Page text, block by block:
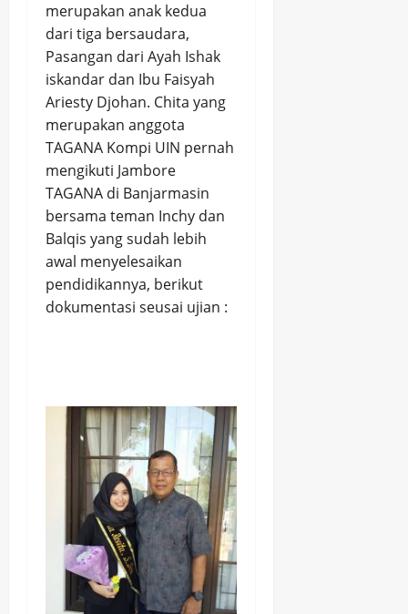
merupakan anak kedua
dari tiga bersaudara,
Pasangan dari Ayah Ishak
iskandar dan Ibu Faisyah
Ariesty Djohan. Chita yang
merupakan anggota
TAGANA Kompi UIN pernah
mengikuti Jambore
TAGANA di Banjarmasin
bersama teman Inchy dan
Balqis yang sudah lebih
awal menyelesaikan
pendidikannya, berikut
dokumentasi seusai ujian :